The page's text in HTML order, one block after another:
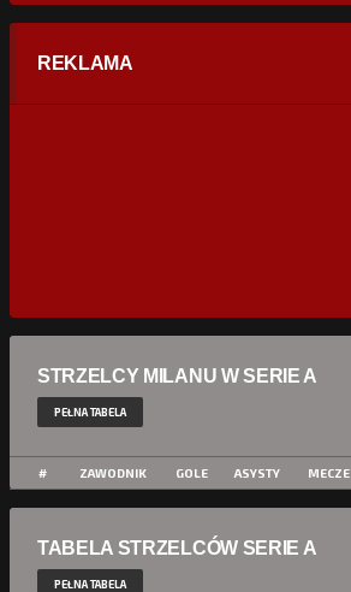
REKLAMA
STRZELCY MILANU W SERIE A
PEŁNA TABELA
# ZAWODNIK GOLE ASYSTY MECZE
TABELA STRZELCÓW SERIE A
PEŁNA TABELA